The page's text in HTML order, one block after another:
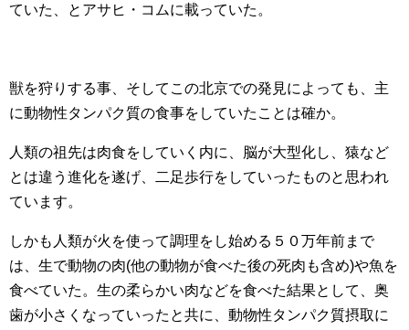
ていた、とアサヒ・コムに載っていた。
獣を狩りする事、そしてこの北京での発見によっても、主
に動物性タンパク質の食事をしていたことは確か。
人類の祖先は肉食をしていく内に、脳が大型化し、猿など
とは違う進化を遂げ、二足歩行をしていったものと思われ
ています。
しかも人類が火を使って調理をし始める５０万年前まで
は、生で動物の肉(他の動物が食べた後の死肉も含め)や魚を
食べていた。生の柔らかい肉などを食べた結果として、奥
歯が小さくなっていったと共に、動物性タンパク質摂取に